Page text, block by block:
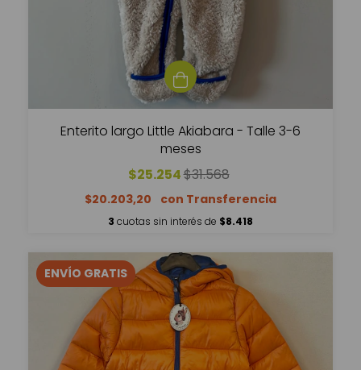
Enterito largo Little Akiabara - Talle 3-6
meses
$25.254$31.568
$20.203,20
3 cuotas sin interés de $8.418
ENVÍO GRATIS